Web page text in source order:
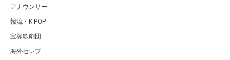
アナウンサー
韓流・K-POP
宝塚歌劇団
海外セレブ